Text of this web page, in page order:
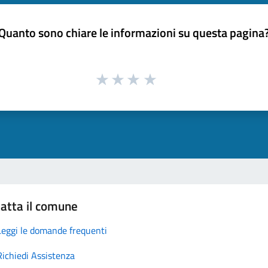
sono chiare le informazioni su questa
il comune
le domande frequenti
Assistenza